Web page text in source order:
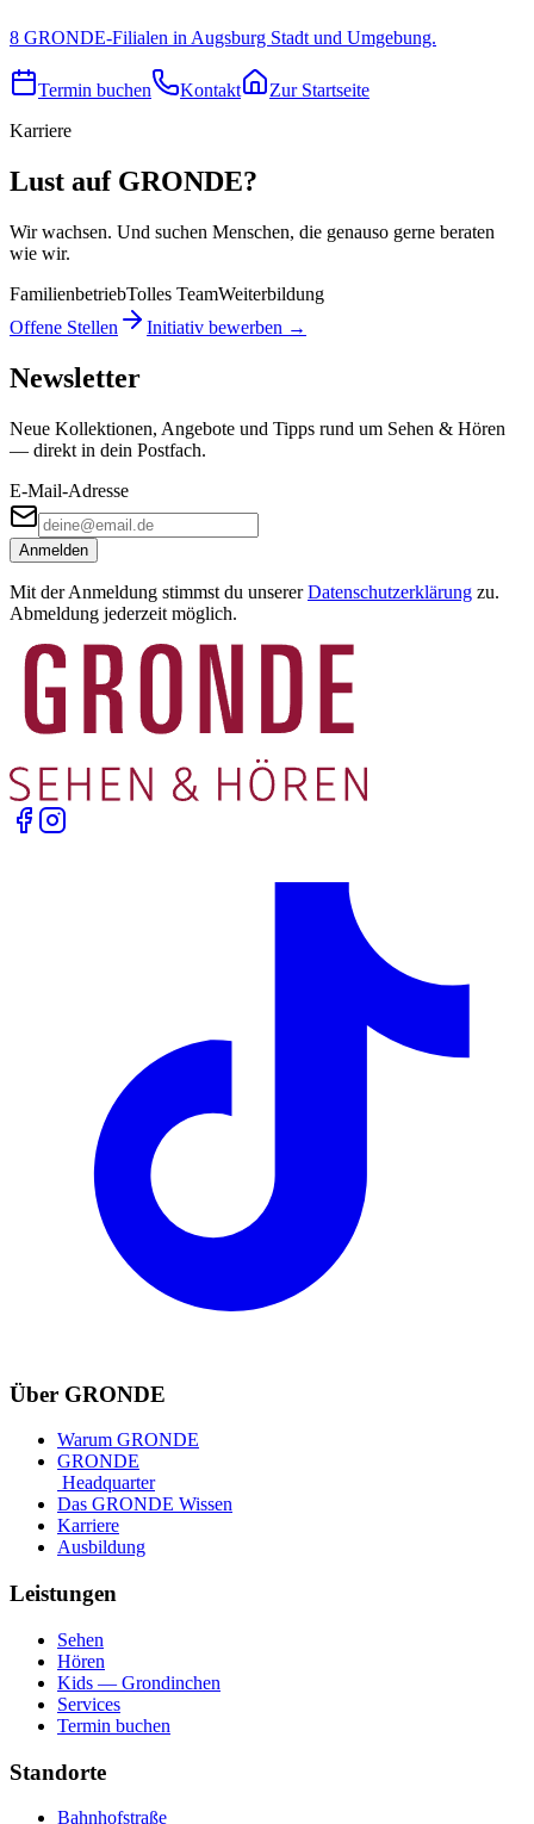
8 GRONDE-Filialen in Augsburg Stadt und Umgebung.
Termin buchen Kontakt
Zur Startseite
Karriere
Lust auf GRONDE?
Wir wachsen. Und suchen Menschen, die genauso gerne beraten
wie wir.
FamilienbetriebTolles TeamWeiterbildung
Offene Stellen
Initiativ bewerben →
Newsletter
Neue Kollektionen, Angebote und Tipps rund um Sehen & Hören
— direkt in dein Postfach.
E-Mail-Adresse
Anmelden
Mit der Anmeldung stimmst du unserer Datenschutzerklärung zu.
Abmeldung jederzeit möglich.
Über GRONDE
Warum GRONDE
GRONDE
Headquarter
Das GRONDE Wissen
Karriere
Ausbildung
Leistungen
Sehen
Hören
Kids — Grondinchen
Services
Termin buchen
Standorte
Bahnhofstraße